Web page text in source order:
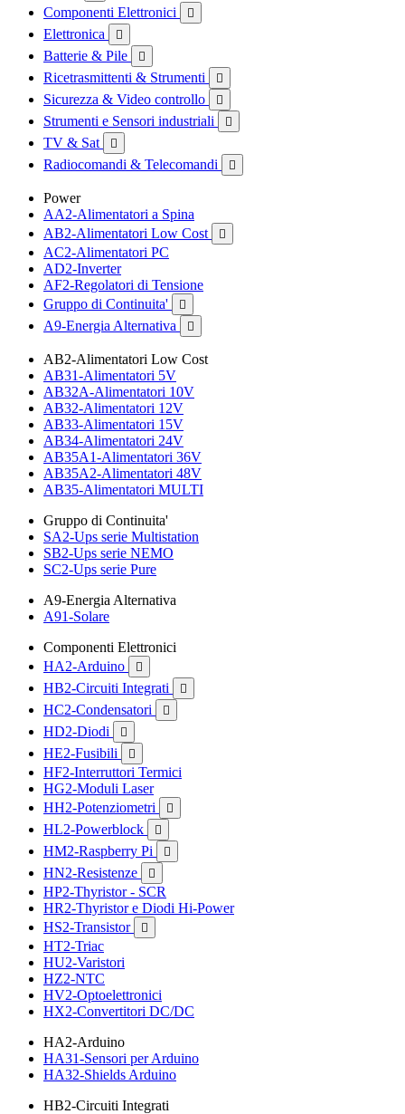
Componenti Elettronici 
Elettronica 
Batterie & Pile 
Ricetrasmittenti & Strumenti 
Sicurezza & Video controllo 
Strumenti e Sensori industriali 
TV & Sat 
Radiocomandi & Telecomandi 
Power
AA2-Alimentatori a Spina
AB2-Alimentatori Low Cost

AC2-Alimentatori PC
AD2-Inverter
AF2-Regolatori di Tensione
Gruppo di Continuita'

A9-Energia Alternativa 
AB2-Alimentatori Low Cost
AB31-Alimentatori 5V
AB32A-Alimentatori 10V
AB32-Alimentatori 12V
AB33-Alimentatori 15V
AB34-Alimentatori 24V
AB35A1-Alimentatori 36V
AB35A2-Alimentatori 48V
AB35-Alimentatori MULTI
Gruppo di Continuita'
SA2-Ups serie Multistation
SB2-Ups serie NEMO
SC2-Ups serie Pure
A9-Energia Alternativa
A91-Solare
Componenti Elettronici
HA2-Arduino

HB2-Circuiti Integrati 
HC2-Condensatori 
HD2-Diodi 
HE2-Fusibili 
HF2-Interruttori Termici
HG2-Moduli Laser
HH2-Potenziometri

HL2-Powerblock 
HM2-Raspberry Pi 
HN2-Resistenze 
HP2-Thyristor - SCR
HR2-Thyristor e Diodi Hi-Power
HS2-Transistor

HT2-Triac
HU2-Varistori
HZ2-NTC
HV2-Optoelettronici
HX2-Convertitori DC/DC
HA2-Arduino
HA31-Sensori per Arduino
HA32-Shields Arduino
HB2-Circuiti Integrati